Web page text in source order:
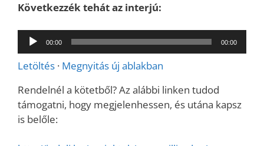
Következzék tehát az interjú:
Audió
lejátszó
00:00 00:00
Letöltés · Megnyitás új ablakban
Rendelnél a kötetből? Az alábbi linken tudod
támogatni, hogy megjelenhessen, és utána kapsz
is belőle: